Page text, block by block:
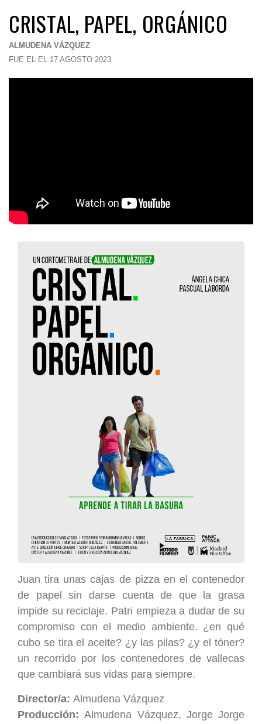
CRISTAL, PAPEL, ORGÁNICO
ALMUDENA VÁZQUEZ
FUE EL EL 17 AGOSTO 2023
Juan tira unas cajas de pizza en el contenedor
de papel sin darse cuenta de que la grasa
impide su reciclaje. Patri empieza a dudar de su
compromiso con el medio ambiente. ¿en qué
cubo se tira el aceite? ¿y las pilas? ¿y el tóner?
un recorrido por los contenedores de vallecas
que cambiará sus vidas para siempre.
Director/a: Almudena Vázquez
Producción:Almudena Vázquez, Jorge Jorge